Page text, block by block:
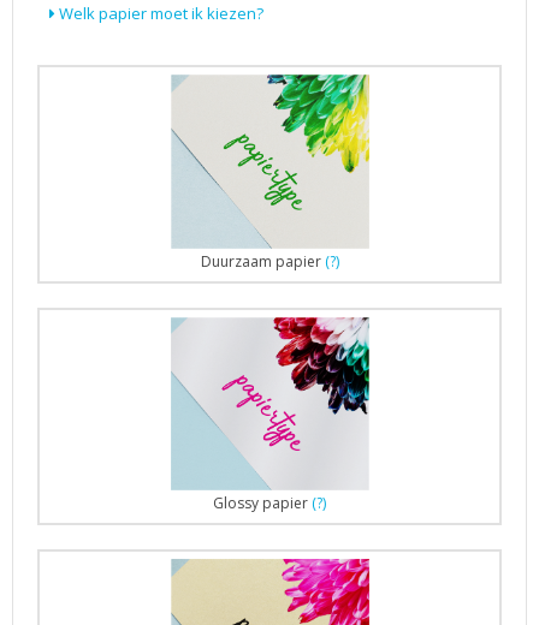
Welk papier moet ik kiezen?
Duurzaam papier (?)
Glossy papier (?)